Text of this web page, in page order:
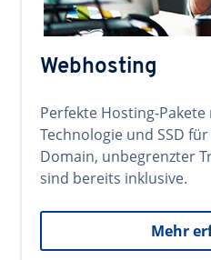
Webhosting
Perfekte Hosting-
Technologie und SSD
Domain, unbegrenzter
sind bereits inklusive.
Mehr